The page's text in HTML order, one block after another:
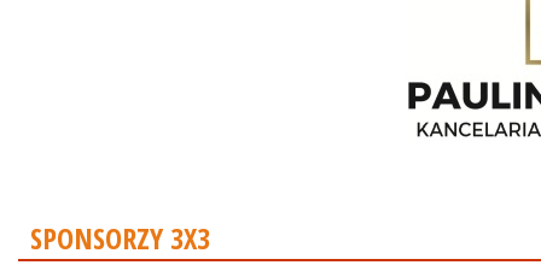
SPONSORZY 3X3